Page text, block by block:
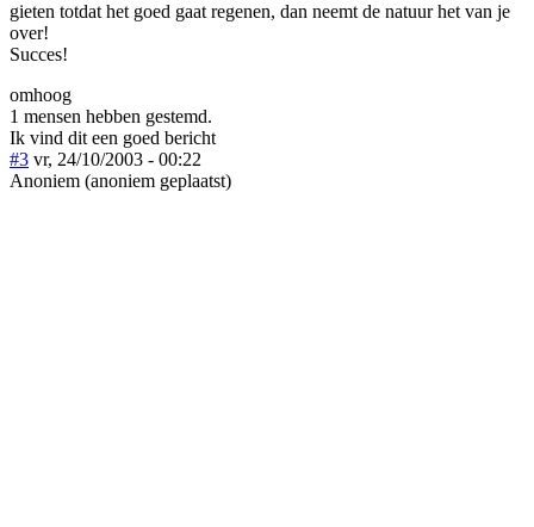
gieten totdat het goed gaat regenen, dan neemt de natuur het van je
over!
Succes!
omhoog
1 mensen hebben gestemd.
Ik vind dit een goed bericht
#3 vr, 24/10/2003 - 00:22
Anoniem (anoniem geplaatst)